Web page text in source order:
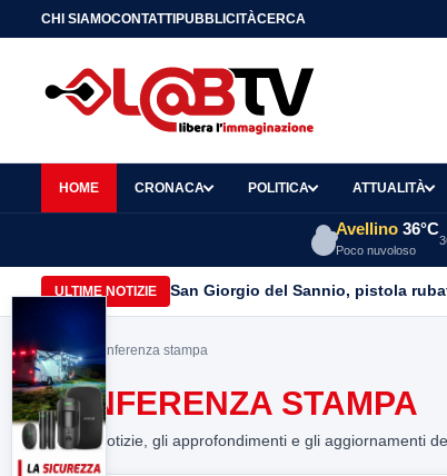
CHI SIAMOCONTATTIPUBBLICITÀCERCA
HOME CRONACA POLITICA ATTUALITÀ
Avellino 36°C
Poco nuvoloso
ULTIME NOTIZIE San Giorgio del Sannio, pistola
Home> conferenza stampa
CONFERENZA STAMPA
Tutte le notizie, gli approfondimenti e gli aggiornamenti